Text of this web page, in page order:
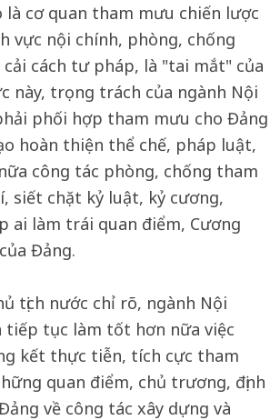
là cơ quan tham mưu chiến lược
vực nội chính, phòng, chống
cách tư pháp, là "tai mắt" của
này, trọng trách của ngành Nội
phối hợp tham mưu cho Đảng
hoàn thiện thể chế, pháp luật,
công tác phòng, chống tham
siết chặt kỷ luật, kỷ cương,
ai làm trái quan điểm, Cương
Đảng.
tịch nước chỉ rõ, ngành Nội
tiếp tục làm tốt hơn nữa việc
kết thực tiễn, tích cực tham
quan điểm, chủ trương, định
về công tác xây dựng và